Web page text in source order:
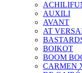
AUXILI
AVANT
AT
BOIKOT
BOOM
CARMEN